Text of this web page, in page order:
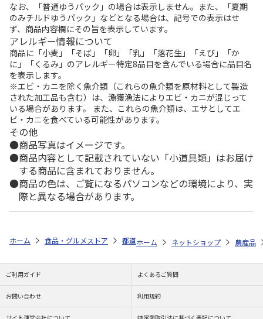
なお、「普通ゆうパック」の場合は表示しません。また、「夏期
のみチルドゆうパック」などとなる場合は、記号での表示はせ
ず、商品内容欄にその旨を表示しています。
アレルギー情報について
商品に「小麦」「そば」「卵」「乳」「落花生」「えび」「か
に」「くるみ」のアレルギー特定8品目を含んでいる場合に品目名
を表示します。
※エビ・カニを除く魚介類（これらの魚介類を原材料として製造
された加工品も含む）は、漁獲漁法によりエビ・カニが混じって
いる場合があります。 また、これらの魚介類は、エサとしてエ
ビ・カニを食べている可能性があります。
その他
商品写真はイメージです。
商品内容として記載されていない「小道具類」はお届け
する商品に含まれておりません。
商品の色は、ご覧になるパソコンなどの環境により、実
際と異なる場合があります。
ホーム 食品・グルメストア 都道府県から探す 新潟県 新潟岩船
ホーム ネットショップ 農産品
ご利用ガイド よくあるご質問
お問い合わせ 利用規約